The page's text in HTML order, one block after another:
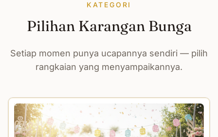
KATEGORI
Pilihan Karangan Bunga
Setiap momen punya ucapannya sendiri — pilih
rangkaian yang menyampaikannya.